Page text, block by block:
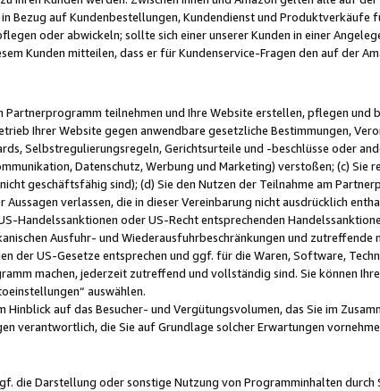
Bezug auf Kundenbestellungen, Kundendienst und Produktverkäufe
oder abwickeln; sollte sich einer unserer Kunden in einer
Kunden mitteilen, dass er für Kundenservice-Fragen den auf der
Partnerprogramm teilnehmen und Ihre Website erstellen, pflegen und
Ihrer Website gegen anwendbare gesetzliche Bestimmungen,
Selbstregulierungsregeln, Gerichtsurteile und -beschlüsse oder
Datenschutz, Werbung und Marketing) verstoßen; (c) Sie
geschäftsfähig sind); (d) Sie den Nutzen der Teilnahme am
verlassen, die in dieser Vereinbarung nicht ausdrücklich
Handelssanktionen oder US-Recht entsprechenden
Ausfuhr- und Wiederausfuhrbeschränkungen und zutreffende
der US-Gesetze entsprechen und ggf. für die Waren, Software,
machen, jederzeit zutreffend und vollständig sind. Sie können
auswählen.
auf das Besucher- und Vergütungsvolumen, das Sie im
verantwortlich, die Sie auf Grundlage solcher Erwartungen
die Darstellung oder sonstige Nutzung von Programminhalten durch